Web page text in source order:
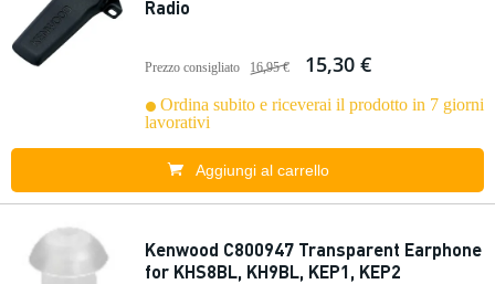
Radio
Prezzo consigliato 16,95 € 15,30 €
Ordina subito e riceverai il prodotto in 7 giorni
lavorativi
Aggiungi al carrello
Kenwood C800947 Transparent Earphone
for KHS8BL, KH9BL, KEP1, KEP2